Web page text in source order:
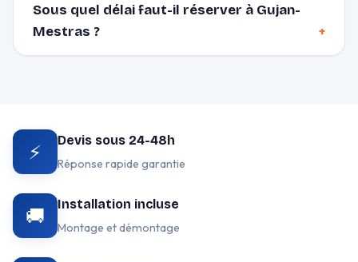
Sous quel délai faut-il réserver à Gujan-
Mestras ?
⚡ Devis sous 24-48h
Réponse rapide garantie
🚚 Installation incluse
Montage et démontage